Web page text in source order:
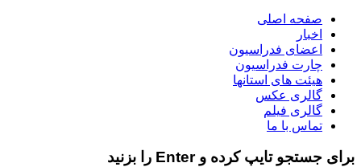
صفحه اصلی
اخبار
اعضای فدراسیون
چارت فدراسیون
هیئت های استانها
گالری عکس
گالری فیلم
تماس با ما
برای جستجو تایپ کرده و Enter را بزنید